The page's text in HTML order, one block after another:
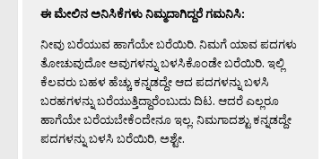
ಈ ಮೇಲಿನ ಅನಿಸಿಕೆಗಳು ನಿಮ್ಮದಾಗಿದ್ದರೆ ಗಮನಿಸಿ:
ನೀವು ಬರೆಯುವ ಹಾಗೆಯೇ ಬರೆಯಿರಿ. ನಿಮಗೆ ಯಾವ ಪದಗಳು
ತೋಚುವುದೋ ಅವುಗಳನ್ನು ಬಳಸಿಕೊಂಡೇ ಬರೆಯಿರಿ. ಇಲ್ಲಿ
ಕೆಲವರು ಬಹಳ ಹೆಚ್ಚು ಕನ್ನಡದ್ದೇ ಆದ ಪದಗಳನ್ನು ಬಳಸಿ
ಬರಹಗಳನ್ನು ಬರೆಯುತ್ತಿದ್ದಾರೆಂಬುದು ದಿಟ. ಆದರೆ ಎಲ್ಲರೂ
ಹಾಗೆಯೇ ಬರೆಯಬೇಕೆಂದೇನೂ ಇಲ್ಲ. ನಿಮಗಾದಶ್ಟು ಕನ್ನಡದ್ದೇ
ಪದಗಳನ್ನು ಬಳಸಿ ಬರೆಯಿರಿ, ಅಶ್ಟೇ.